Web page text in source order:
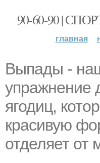
90-60-90 |
главная
Выпады -
упражнение
ягодиц,
красивую
отделяет